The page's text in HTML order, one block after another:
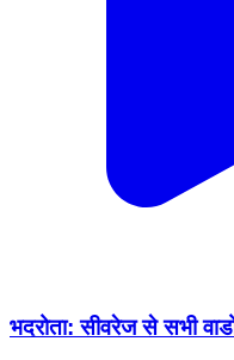
भदरोता: सीवरेज से सभी